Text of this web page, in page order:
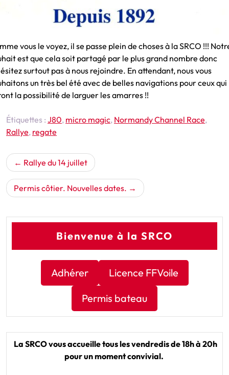
vous le voyez, il se passe plein de choses à la SRCO !!!
est que cela soit partagé par le plus grand nombre donc
surtout pas à nous rejoindre. En attendant, nous vous
un très bel été avec de belles navigations pour ceux qui
la possibilité de larguer les amarres !!
Étiquettes : J80, micro magic, Normandy Channel Race,
Rallye, regate
Navigation
de
l’article
Rallye du 14 juillet
Permis côtier. Nouvelles dates.
Bienvenue à la SRCO
Adhérer
Licence FFVoile
Permis bateau
La SRCO vous accueille tous les vendredis de 18h à 20h
pour un moment convivial.